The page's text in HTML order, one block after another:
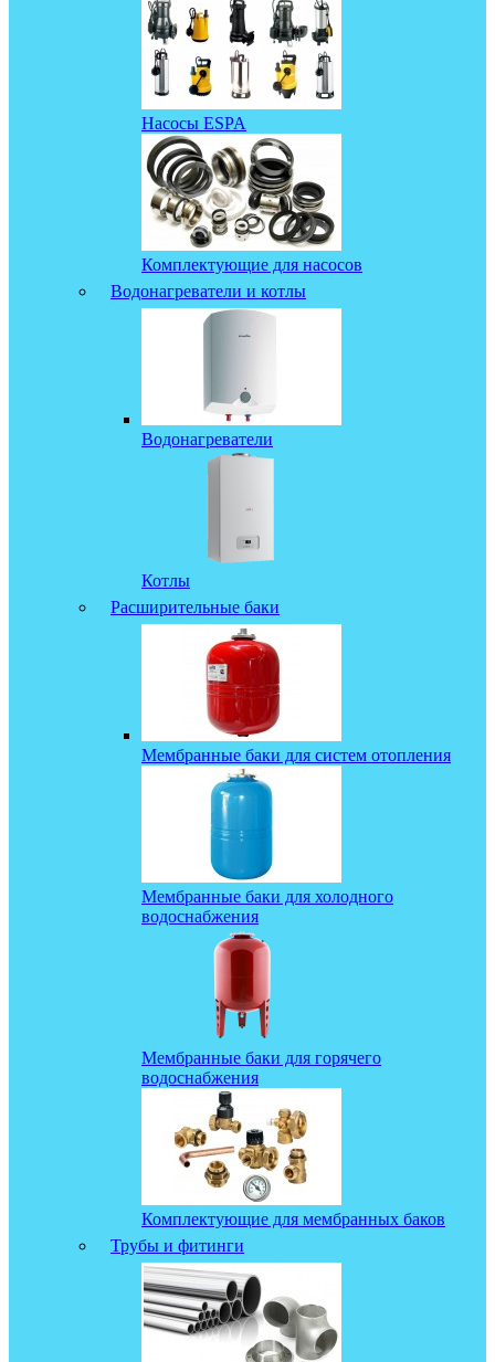
Насосы ESPA
Комплектующие для насосов
Водонагреватели и котлы
Водонагреватели
Котлы
Расширительные баки
Мембранные баки для систем отопления
Мембранные баки для холодного
водоснабжения
Мембранные баки для горячего
водоснабжения
Комплектующие для мембранных баков
Трубы и фитинги